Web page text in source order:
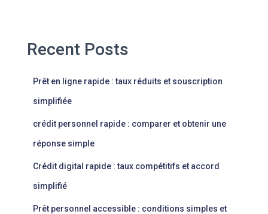
Recent Posts
Prêt en ligne rapide : taux réduits et souscription
simplifiée
crédit personnel rapide : comparer et obtenir une
réponse simple
Crédit digital rapide : taux compétitifs et accord
simplifié
Prêt personnel accessible : conditions simples et